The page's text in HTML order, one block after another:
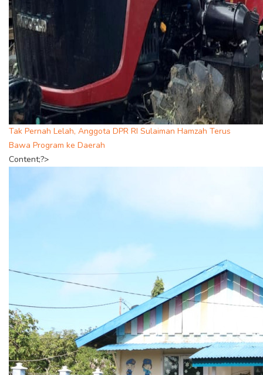
Tak Pernah Lelah, Anggota DPR RI Sulaiman Hamzah Terus
Bawa Program ke Daerah
Content;?>